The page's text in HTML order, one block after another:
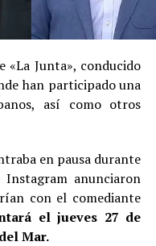
«La Junta», conducido
han participado una
así como otros
en pausa durante
anunciaron
con el comediante
el jueves 27 de
Mar.